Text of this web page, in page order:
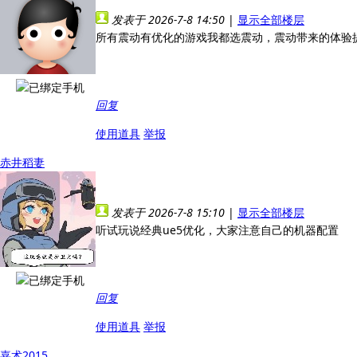
发表于 2026-7-8 14:50 | 显示全部楼层
所有震动有优化的游戏我都选震动，震动带来的体验
回复
使用道具 举报
赤井稻妻
发表于 2026-7-8 15:10 | 显示全部楼层
听试玩说经典ue5优化，大家注意自己的机器配置
回复
使用道具 举报